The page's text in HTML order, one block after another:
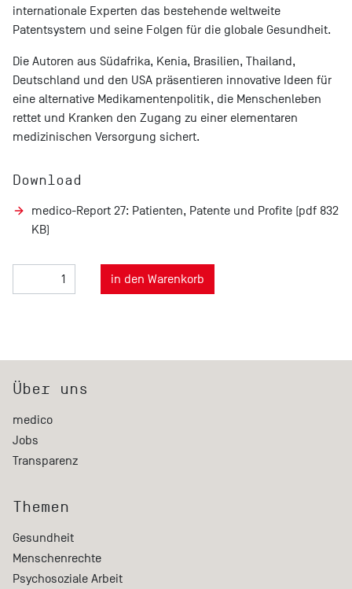
internationale Experten das bestehende weltweite
Patentsystem und seine Folgen für die globale Gesundheit.
Die Autoren aus Südafrika, Kenia, Brasilien, Thailand,
Deutschland und den USA präsentieren innovative Ideen für
eine alternative Medikamentenpolitik, die Menschenleben
rettet und Kranken den Zugang zu einer elementaren
medizinischen Versorgung sichert.
Download
medico-Report 27: Patienten, Patente und Profite (pdf 832
KB)
Über uns
medico
Jobs
Transparenz
Themen
Gesundheit
Menschenrechte
Psychosoziale Arbeit